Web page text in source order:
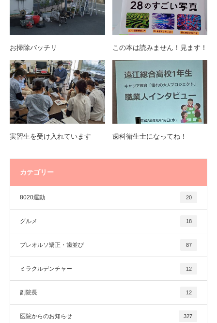
お掃除バッチリ この本は読みません！見ます！
実習生を受け入れています 歯科衛生士になってね！
カテゴリー
8020運動 20
グルメ 18
プレオルソ矯正・歯並び 87
ミラクルデンチャー 12
副院長 12
医院からのお知らせ 327